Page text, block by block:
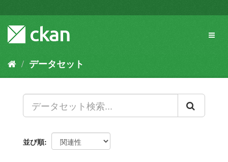
キ
容
データセット
並び順